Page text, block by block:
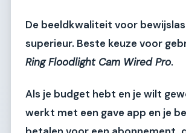
De beeldkwaliteit voor
superieur. Beste keuze voor
Ring Floodlight Cam Wired Pro.
Als je budget hebt en je wilt
werkt met een gave app en je